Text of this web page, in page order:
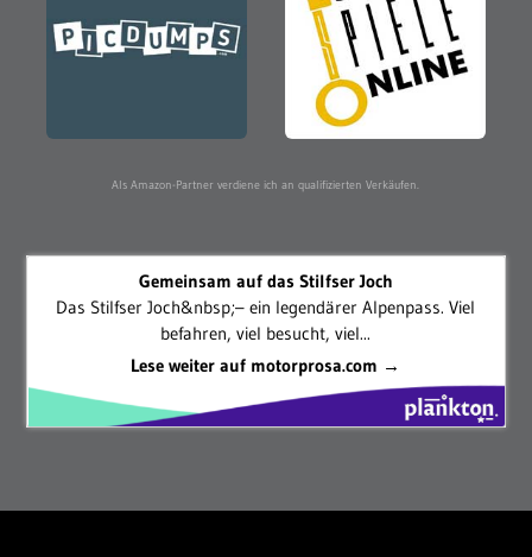
Als Amazon-Partner verdiene ich an qualifizierten Verkäufen.
Gemeinsam auf das Stilfser Joch
Das Stilfser Joch&nbsp;– ein legendärer Alpenpass. Viel
befahren, viel besucht, viel...
Lese weiter auf motorprosa.com →